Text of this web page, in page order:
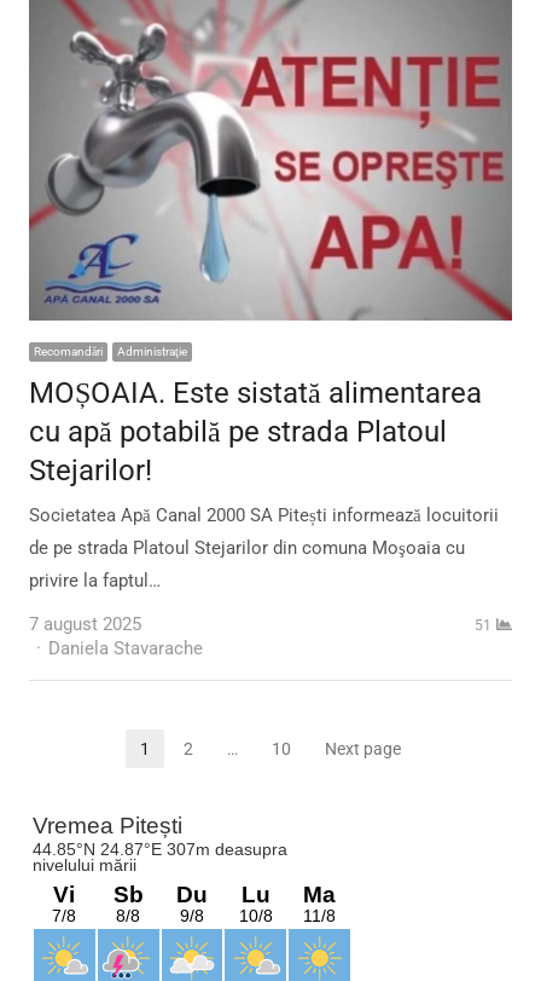
Recomandări Administraţie
MOȘOAIA. Este sistată alimentarea
cu apă potabilă pe strada Platoul
Stejarilor!
Societatea Apă Canal 2000 SA Pitești informează locuitorii
de pe strada Platoul Stejarilor din comuna Moşoaia cu
privire la faptul…
7 august 2025
Author
Daniela Stavarache
51
Paginație
Page
1 Page
2 … Page
10 Next page